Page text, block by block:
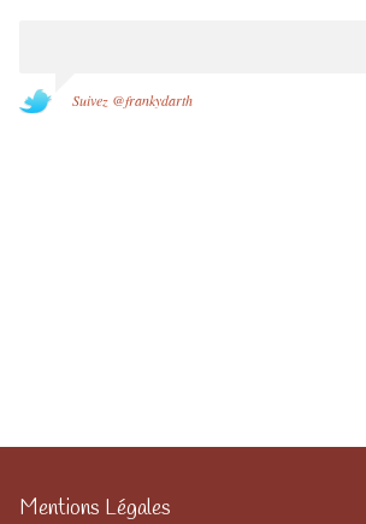
Suivez @frankydarth
Mentions Légales